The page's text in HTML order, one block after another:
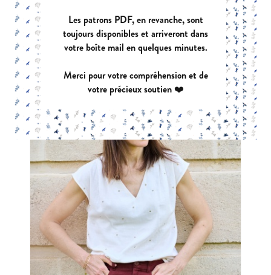
PDF:
12,90 €|POCHETTE: 17,90 €
Les patrons PDF, en revanche, sont
toujours disponibles et arriveront dans
votre boîte mail en quelques minutes.
Merci pour votre compréhension et de
votre précieux soutien ❤️